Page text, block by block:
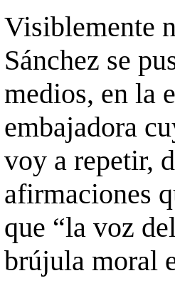
Visiblemente
Sánchez se
medios, en la
embajadora
voy a repetir,
afirmaciones
que “la voz
brújula moral